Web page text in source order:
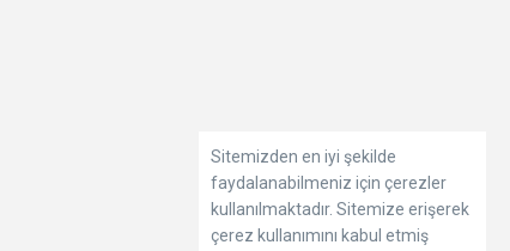
Sitemizden en iyi şekilde
faydalanabilmeniz için çerezler
kullanılmaktadır. Sitemize erişerek
çerez kullanımını kabul etmiş